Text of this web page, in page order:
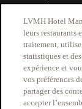
736, with its
Courchevel, VAT
Courchevel”);
(hereinafter, the
With this in mind,
ARTICLE 1
LVMH Hotel
leurs restaurants
traitement, utilise
statistiques et
expérience et
vos préférences
partager des
accepter